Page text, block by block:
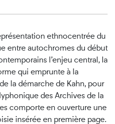
ethnocentrée du
entre autochromes du début
l’enjeu central, la
qui emprunte à la
la démarche de Kahn, pour
des Archives de la
comporte en ouverture une
insérée en première page.